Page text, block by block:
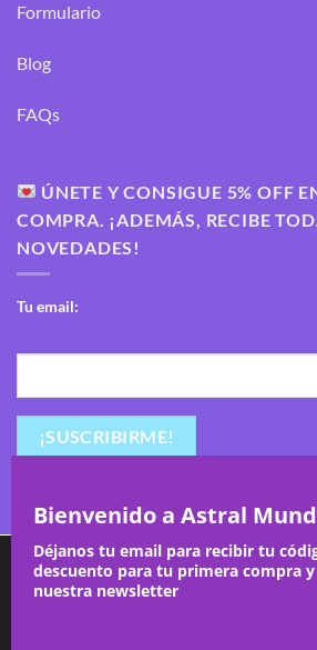
Formulario
Blog
FAQs
ÚNETE Y CONSIGUE 5% OFF
COMPRA. ¡ADEMÁS, RECIBE
NOVEDADES!
Tu email:
Utilizamos cookies para ofrecerte la
nuestra web.
Puedes aprender más sobre qué cookies
Bienvenido a Astral
Déjanos tu email para recibir tu
descuento para tu primera compra
nuestra newsletter